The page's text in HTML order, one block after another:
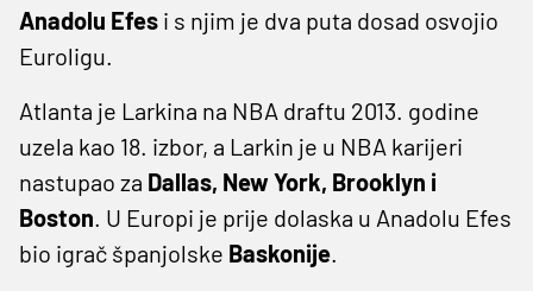
Anadolu Efes i s njim je dva puta dosad osvojio
Euroligu.
Atlanta je Larkina na NBA draftu 2013. godine
uzela kao 18. izbor, a Larkin je u NBA karijeri
nastupao za Dallas, New York, Brooklyn i
Boston. U Europi je prije dolaska u Anadolu Efes
bio igrač španjolske Baskonije.